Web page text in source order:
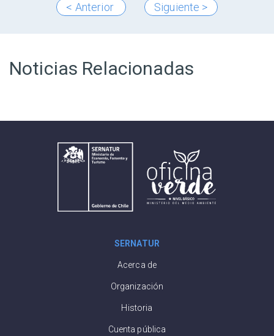
< Anterior Siguiente >
Noticias Relacionadas
SERNATUR
Acerca de
Organización
Historia
Cuenta pública